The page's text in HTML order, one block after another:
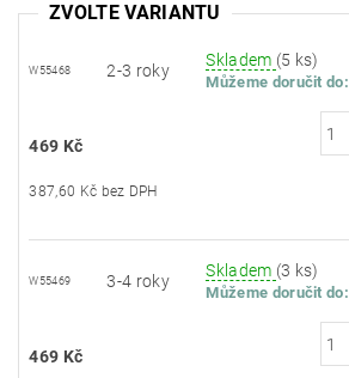
ZVOLTE VARIANTU
W55468 2-3 roky
Skladem (5 ks)
Můžeme doručit do:
469 Kč
387,60 Kč bez DPH
W55469 3-4 roky
Skladem (3 ks)
Můžeme doručit do:
469 Kč